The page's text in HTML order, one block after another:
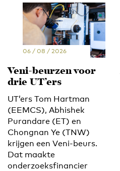
06 / 08 / 2026
Veni-beurzen voor
drie UT’ers
UT’ers Tom Hartman
(EEMCS), Abhishek
Purandare (ET) en
Chongnan Ye (TNW)
krijgen een Veni-beurs.
Dat maakte
onderzoeksfinancier